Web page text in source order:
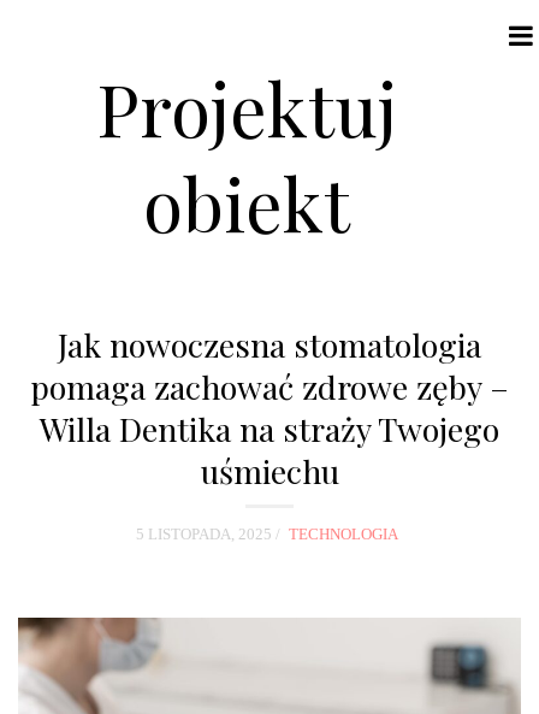
Projektuj
obiekt
Jak nowoczesna stomatologia
pomaga zachować zdrowe zęby –
Willa Dentika na straży Twojego
uśmiechu
5 LISTOPADA, 2025 TECHNOLOGIA